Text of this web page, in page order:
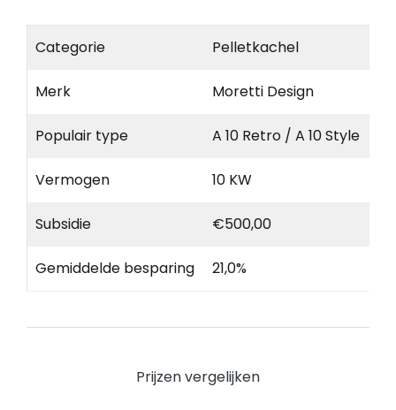
Categorie Pelletkachel
Merk Moretti Design
Populair type A 10 Retro / A 10 Style
Vermogen 10 KW
Subsidie €500,00
Gemiddelde besparing 21,0%
Prijzen vergelijken